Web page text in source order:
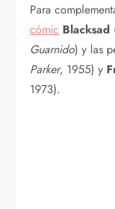
Para
cómic Blacksad
Guarnido) y las
Parker, 1955) y
1973).